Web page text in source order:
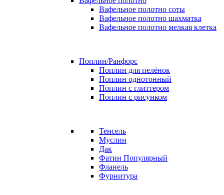
Вафельное полотно соты
Вафельное полотно шахматка
Вафельное полотно мелкая клетка
Поплин/Ранфорс
Поплин для пелёнок
Поплин однотонный
Поплин с глиттером
Поплин с рисунком
Тенсель
Муслин
Дак
Фатин Популярный
Фланель
Фурнитура